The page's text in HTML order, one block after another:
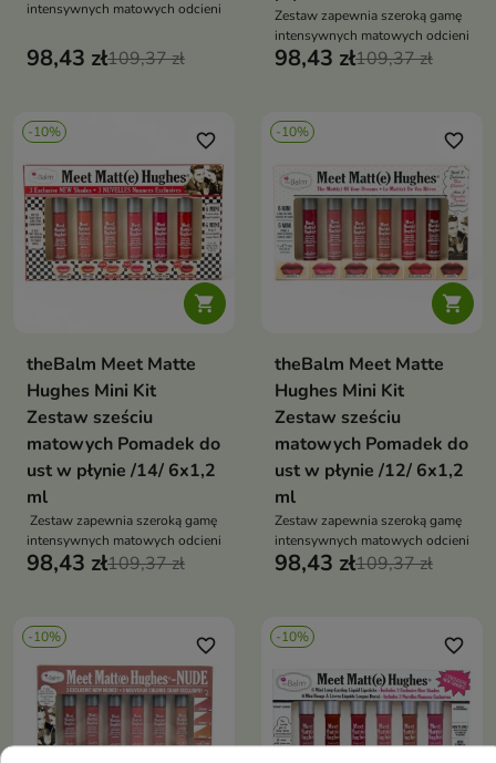
intensywnych matowych odcieni
98,43 zł109,37 zł
Zestaw zapewnia szeroką gamę
intensywnych matowych odcieni
98,43 zł109,37 zł
-10%

favorite_border
theBalm Meet Matte
Hughes Mini Kit
Zestaw sześciu
matowych Pomadek do
ust w płynie /14/ 6x1,2
ml
Zestaw zapewnia szeroką gamę
intensywnych matowych odcieni
98,43 zł109,37 zł
-10%

favorite_border
theBalm Meet Matte
Hughes Mini Kit
Zestaw sześciu
matowych Pomadek do
ust w płynie /12/ 6x1,2
ml
Zestaw zapewnia szeroką gamę
intensywnych matowych odcieni
98,43 zł109,37 zł
-10% favorite_border -10% favorite_border